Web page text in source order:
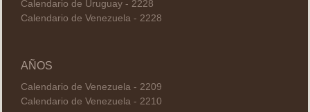
Calendario de Uruguay - 2228
Calendario de Venezuela - 2228
AÑOS
Calendario de Venezuela - 2209
Calendario de Venezuela - 2210